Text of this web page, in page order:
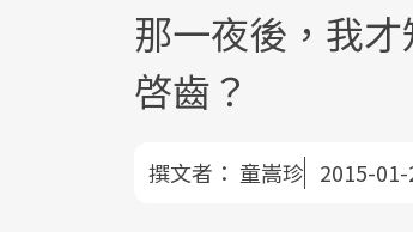
那一夜後，我
啓齒？
撰文者： 童嵩珍 2015-01-